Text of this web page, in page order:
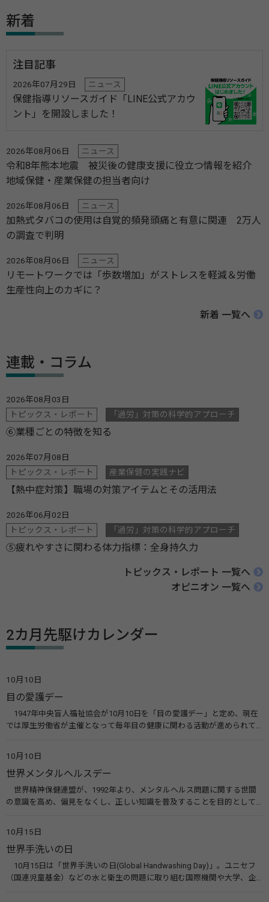
新着
注目記事
2026年07月29日 ニュース
保健指導リソースガイド「LINE公式アカウ
ント」を開設しました！
2026年08月06日 ニュース
令和8年熊本地震 被災後の健康支援に役立つ情報を紹介
地域保健・産業保健の担当者向け
2026年08月06日 ニュース
加熱式タバコの使用は自覚的頻発頭痛と有意に関連 2万人
の調査で判明
2026年08月06日 ニュース
リモートワークでは「歩数増加」がストレスを軽減＆労働
生産性向上のカギに？
新着 一覧へ
連載・コラム
2026年08月03日
トピックス・レポート
「過労」対策の科学的アプローチ
⑥業種ごとの特徴を知る
2026年07月08日
トピックス・レポート
産業保健の実践ナビ
【熱中症対策】職場の対策アイテムとその活用法
2026年06月02日
トピックス・レポート
「過労」対策の科学的アプローチ
⑤疲れやすさに関わる体力指標：全身持久力
トピックス・レポート 一覧へ
オピニオン 一覧へ
2カ月先駆けカレンダー
10月10日
目の愛護デー
1947年中央盲人福祉協会が10月10日を「目の愛護デー」と定め、現在
では厚生労働省が主催となって毎年目の健康に関わる活動が進められて
会）
10月10日
世界メンタルヘルスデー
世界精神保健連盟が、1992年より、メンタルヘルス問題に関する世間
の意識を高め、偏見をなくし、正しい知識を普及することを目的として、
す。 関連リンク 世界メンタルヘルスデー（厚生労働省） 働く人のメンタ
ルヘルス・ポータルサイト「こころの耳」（厚生労働省）
10月15日
世界手洗いの日
10月15日は「世界手洗いの日(Global Handwashing Day)」。ユニセフ
（国連児童基金）などの水と衛生の問題に取り組む国際機関や大学、企